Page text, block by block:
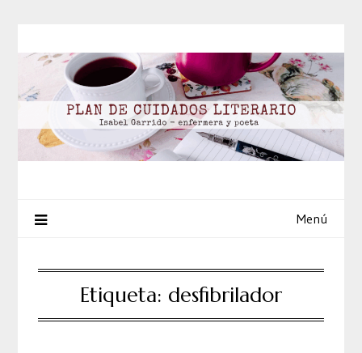
contenido
Menú
Etiqueta: desfibrilador